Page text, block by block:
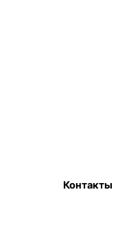
Контакты